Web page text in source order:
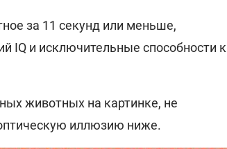
за 11 секунд или меньше,
IQ и исключительные способности к
животных на картинке, не
иллюзию ниже.